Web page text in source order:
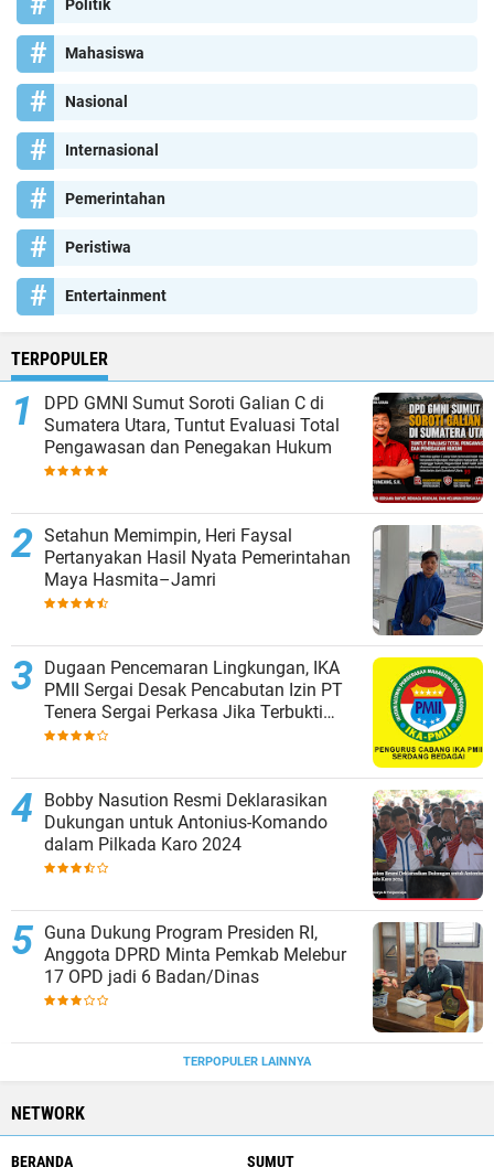
Politik
Mahasiswa
Nasional
Internasional
Pemerintahan
Peristiwa
Entertainment
TERPOPULER
DPD GMNI Sumut Soroti Galian C di
Sumatera Utara, Tuntut Evaluasi Total
Pengawasan dan Penegakan Hukum
Setahun Memimpin, Heri Faysal
Pertanyakan Hasil Nyata Pemerintahan
Maya Hasmita–Jamri
Dugaan Pencemaran Lingkungan, IKA
PMII Sergai Desak Pencabutan Izin PT
Tenera Sergai Perkasa Jika Terbukti
Melanggar
Bobby Nasution Resmi Deklarasikan
Dukungan untuk Antonius-Komando
dalam Pilkada Karo 2024
Guna Dukung Program Presiden RI,
Anggota DPRD Minta Pemkab Melebur
17 OPD jadi 6 Badan/Dinas
TERPOPULER LAINNYA
NETWORK
BERANDA SUMUT